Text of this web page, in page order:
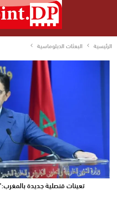
الرئيسية البعثات الدبلوماسية
تعينات قنصلية جديدة